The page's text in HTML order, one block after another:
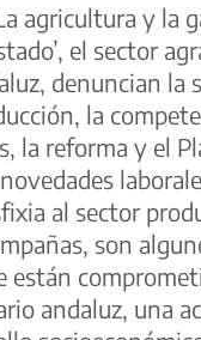
agricultura y la
el sector
denuncian la
la
la reforma y el
al sector
son
están
andaluz, una